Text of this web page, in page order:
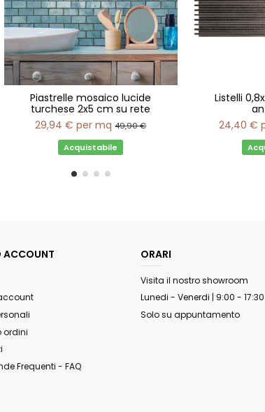
Piastrelle mosaico lucide
turchese 2x5 cm su rete
29,94 € per mq 49,90 €
Acquistabile
Listelli
24,40 €
ACCOUNT
ordini
Frequenti - FAQ
ORARI
Visita il nostro showroom
Lunedi - Venerdi | 9:00 - 17:30
Solo su appuntamento